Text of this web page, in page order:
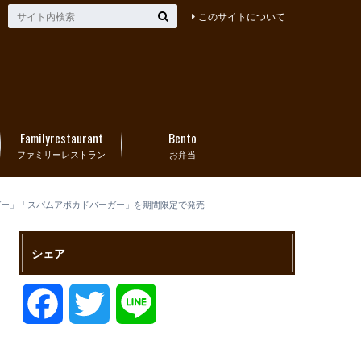
このサイトについて
ファミリーレストラン
Familyrestaurant
お弁当
Bento
」「スパムアボカドバーガー」を期間限定で発売
シェア